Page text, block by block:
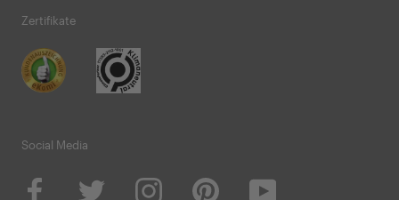
Zertifikate
Social Media